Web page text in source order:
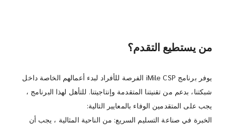
من يستطيع التقدم؟
يوفر برنامج iMile CSP الفرصة للأفراد لبدء أعمالهم الخاصة داخل
شبكتنا، بدعم من تقنيتنا المتقدمة وإنتاجيتنا. للتأهل لهذا البرنامج ،
يجب على المتقدمين الوفاء بالمعايير التالية:
الخبرة في صناعة التسليم السريع: من الناحية المثالية ، يجب أن